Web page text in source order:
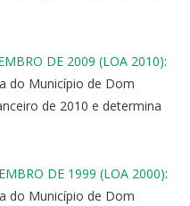
DE 2009 (LOA 2010):
do Município de Dom
de 2010 e determina
DE 1999 (LOA 2000):
do Município de Dom